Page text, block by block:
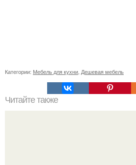
Категории: Мебель для кухни Дешевая мебель
Читайте также